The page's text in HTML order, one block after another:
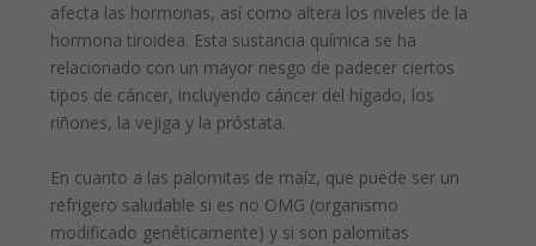
afecta las hormonas, así como altera los niveles de la
hormona tiroidea. Esta sustancia química se ha
relacionado con un mayor riesgo de padecer ciertos
tipos de cáncer, incluyendo cáncer del hígado, los
riñones, la vejiga y la próstata.
En cuanto a las palomitas de maíz, que puede ser un
refrigero saludable si es no OMG (organismo
modificado genéticamente) y si son palomitas